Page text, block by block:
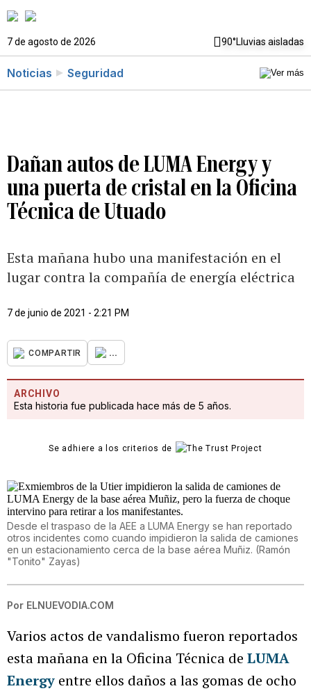
7 de agosto de 2026 90°Lluvias aisladas
Noticias Seguridad
Dañan autos de LUMA Energy y
una puerta de cristal en la Oficina
Técnica de Utuado
Esta mañana hubo una manifestación en el
lugar contra la compañía de energía eléctrica
7 de junio de 2021 - 2:21 PM
COMPARTIR ...
ARCHIVO
Esta historia fue publicada hace más de 5 años.
Se adhiere a los criterios de
Desde el traspaso de la AEE a LUMA Energy se han reportado
otros incidentes como cuando impidieron la salida de camiones
en un estacionamiento cerca de la base aérea Muñiz. (Ramón
"Tonito" Zayas)
Por ELNUEVODIA.COM
Varios actos de vandalismo fueron reportados
esta mañana en la Oficina Técnica de LUMA
Energy entre ellos daños a las gomas de ocho